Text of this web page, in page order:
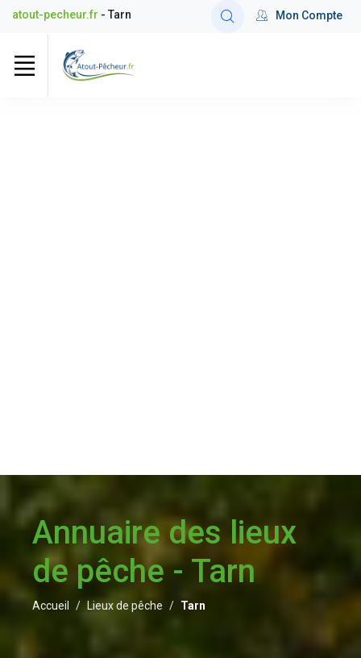
atout-pecheur.fr - Tarn Mon Compte
Annuaire des lieux
de pêche - Tarn
Accueil Lieux de pêche Tarn